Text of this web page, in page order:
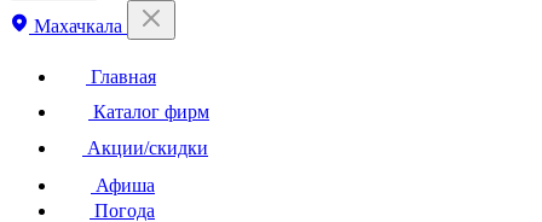
Махачкала
Главная
Каталог фирм
Акции/скидки
Афиша
Погода